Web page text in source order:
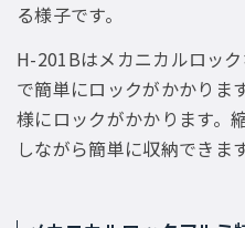
る様子です。
H-201Bはメカニカルロッ
で簡単にロックがかかりま
様にロックがかかります。
しながら簡単に収納できます